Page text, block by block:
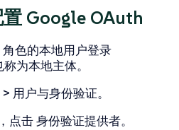
Google OAuth
角色的本地用户登录
为本地主体。
用户与身份验证。
点击身份验证提供者。